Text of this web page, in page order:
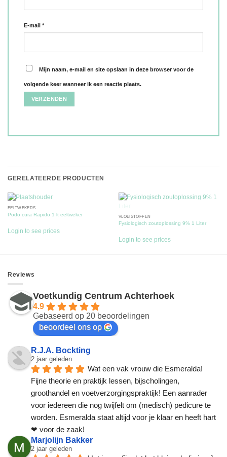
E-mail *
Mijn naam, e-mail en site opslaan in deze browser voor de
volgende keer wanneer ik een reactie plaats.
GERELATEERDE PRODUCTEN
EELTWEKERS
Podo cura Rapido 1 lt eeltweker
Login to see prices
UITVERKOCHT
VLOEISTOFFEN
Fysiologisch zoutoplossing 9% 1 Liter
Login to see prices
Reviews
Voetkundig Centrum Achterhoek
4.9
Gebaseerd op 20 beoordelingen
beoordeel ons op
R.J.A. Bockting
2 jaar geleden
Wat een vak vrouw die Esmeralda!
Fijne theorie en praktijk lessen, bijscholingen,
groothandel en voetverzorgingspraktijk! Een aanrader
voor iedereen die nog twijfelt om (medisch) pedicure te
worden. Esmeralda staat altijd voor je klaar en heeft hart
❤ voor de zaak!
Marjolijn Bakker
2 jaar geleden